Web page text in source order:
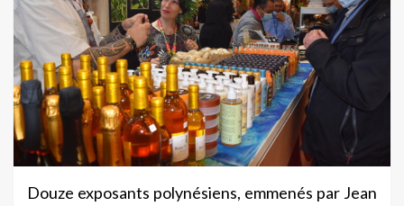
Douze exposants polynésiens, emmenés par Jean